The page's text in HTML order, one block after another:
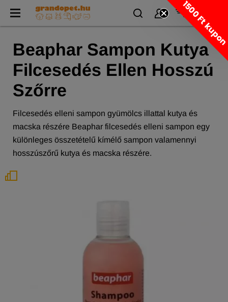
Beaphar Sampon Kutya
Filcesedés Ellen Hosszú
Szőrre
Filcesedés elleni sampon gyümölcs illattal kutya és
macska részére Beaphar filcesedés elleni sampon egy
különleges összetételű kímélő sampon valamennyi
hosszúszőrű kutya és macska részére.
1500 Ft